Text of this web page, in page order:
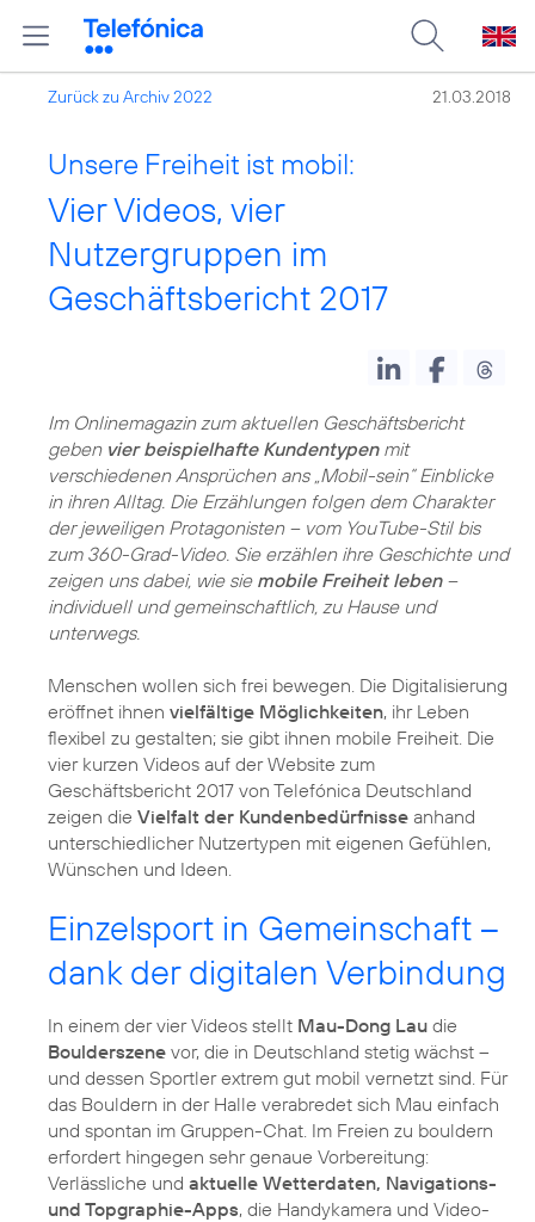
Zurück zu Archiv 2022 21.03.2018
Unsere Freiheit ist mobil:
Vier Videos, vier
Nutzergruppen im
Geschäftsbericht 2017
Im Onlinemagazin zum aktuellen Geschäftsbericht
geben vier beispielhafte Kundentypenmit
verschiedenen Ansprüchen ans „Mobil-sein“ Einblicke
in ihren Alltag. Die Erzählungen folgen dem Charakter
der jeweiligen Protagonisten – vom YouTube-Stil bis
zum 360-Grad-Video. Sie erzählen ihre Geschichte und
zeigen uns dabei, wie sie mobile Freiheit leben–
individuell und gemeinschaftlich, zu Hause und
unterwegs.
Menschen wollen sich frei bewegen. Die Digitalisierung
eröffnet ihnen vielfältige Möglichkeiten, ihr Leben
flexibel zu gestalten; sie gibt ihnen mobile Freiheit. Die
vier kurzen Videos auf der Website zum
Geschäftsbericht 2017 von Telefónica Deutschland
zeigen die Vielfalt der Kundenbedürfnisse anhand
unterschiedlicher Nutzertypen mit eigenen Gefühlen,
Wünschen und Ideen.
Einzelsport in Gemeinschaft –
dank der digitalen Verbindung
In einem der vier Videos stellt Mau-Dong Lau die
Boulderszene vor, die in Deutschland stetig wächst –
und dessen Sportler extrem gut mobil vernetzt sind. Für
das Bouldern in der Halle verabredet sich Mau einfach
und spontan im Gruppen-Chat. Im Freien zu bouldern
erfordert hingegen sehr genaue Vorbereitung:
Verlässliche und aktuelle Wetterdaten, Navigations-
und Topgraphie-Apps, die Handykamera und Video-